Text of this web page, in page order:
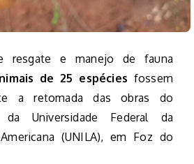
resgate e manejo de fauna
de 25 espécies fossem
a retomada das obras do
da Universidade Federal da
(UNILA), em Foz do